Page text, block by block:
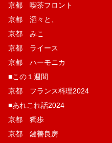
京都 喫茶フロント
京都 滔々と、
京都 みこ
京都 ライース
京都 ハーモニカ
■この１週間
京都 フランス料理2024
■あれこれ話2024
京都 獨歩
京都 鍵善良房